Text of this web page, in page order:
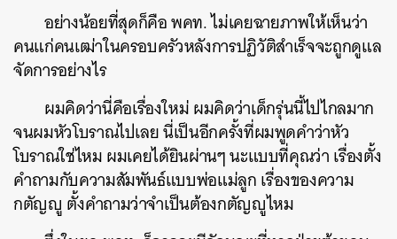
อย่างน้อยที่สุดก็คือ พคท. ไม่เคยฉายภาพให้เห็นว่า
คนแก่คนเฒ่าในครอบครัวหลังการปฏิวัติสำเร็จจะถูกดูแล
จัดการอย่างไร
ผมคิดว่านี่คือเรื่องใหม่ ผมคิดว่าเด็กรุ่นนี้ไปไกลมาก
จนผมหัวโบราณไปเลย นี่เป็นอีกครั้งที่ผมพูดคำว่าหัว
โบราณใช่ไหม ผมเคยได้ยินผ่านๆ นะแบบที่คุณว่า เรื่องตั้ง
คำถามกับความสัมพันธ์แบบพ่อแม่ลูก เรื่องของความ
กตัญญู ตั้งคำถามว่าจำเป็นต้องกตัญญูไหม